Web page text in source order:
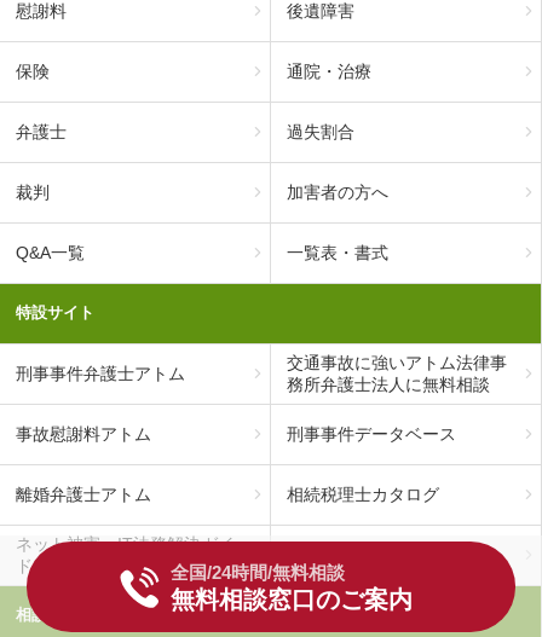
全国/24時間/無料相談
無料相談窓口のご案内
慰謝料 後遺障害
保険 通院・治療
弁護士 過失割合
裁判 加害者の方へ
Q&A一覧 一覧表・書式
特設サイト
刑事事件弁護士アトム
交通事故に強いアトム法律事
務所弁護士法人に無料相談
事故慰謝料アトム 刑事事件データベース
離婚弁護士アトム 相続税理士カタログ
ネット被害・IT法務解決ガイ
ド
相談先情報サイト